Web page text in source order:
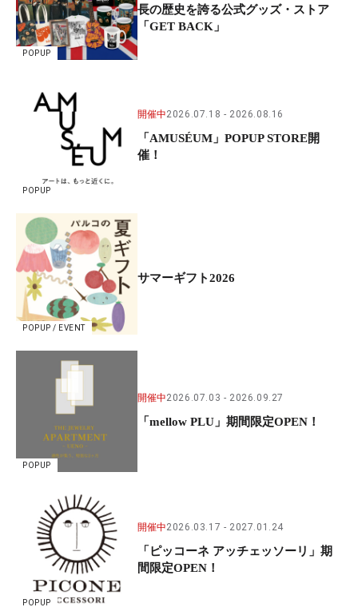
POPUP
長の歴史を誇る公式グッズ・ストア
「GET BACK」
POPUP
開催中2026.07.18 2026.08.16
「AMUSÉUM」POPUP STORE開
催！
POPUP / EVENT
サマーギフト2026
POPUP
開催中2026.07.03 2026.09.27
「mellow PLU」期間限定OPEN！
POPUP
開催中2026.03.17 2027.01.24
「ピッコーネ アッチェッソーリ」期
間限定OPEN！